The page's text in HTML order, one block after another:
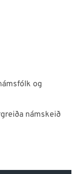
og
námskeið